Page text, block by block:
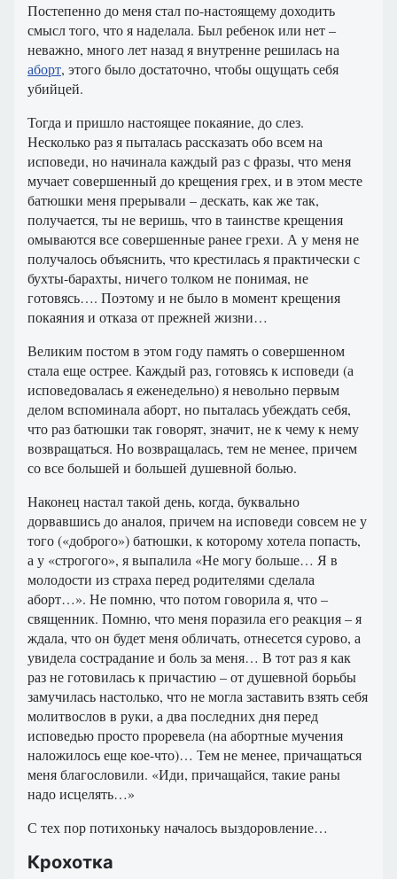
Постепенно до меня стал по-настоящему доходить
смысл того, что я наделала. Был ребенок или нет –
неважно, много лет назад я внутренне решилась на
аборт, этого было достаточно, чтобы ощущать себя
убийцей.
Тогда и пришло настоящее покаяние, до слез.
Несколько раз я пыталась рассказать обо всем на
исповеди, но начинала каждый раз с фразы, что меня
мучает совершенный до крещения грех, и в этом месте
батюшки меня прерывали – дескать, как же так,
получается, ты не веришь, что в таинстве крещения
омываются все совершенные ранее грехи. А у меня не
получалось объяснить, что крестилась я практически с
бухты-барахты, ничего толком не понимая, не
готовясь…. Поэтому и не было в момент крещения
покаяния и отказа от прежней жизни…
Великим постом в этом году память о совершенном
стала еще острее. Каждый раз, готовясь к исповеди (а
исповедовалась я еженедельно) я невольно первым
делом вспоминала аборт, но пыталась убеждать себя,
что раз батюшки так говорят, значит, не к чему к нему
возвращаться. Но возвращалась, тем не менее, причем
со все большей и большей душевной болью.
Наконец настал такой день, когда, буквально
дорвавшись до аналоя, причем на исповеди совсем не у
того («доброго») батюшки, к которому хотела попасть,
а у «строгого», я выпалила «Не могу больше… Я в
молодости из страха перед родителями сделала
аборт…». Не помню, что потом говорила я, что –
священник. Помню, что меня поразила его реакция – я
ждала, что он будет меня обличать, отнесется сурово, а
увидела сострадание и боль за меня… В тот раз я как
раз не готовилась к причастию – от душевной борьбы
замучилась настолько, что не могла заставить взять себя
молитвослов в руки, а два последних дня перед
исповедью просто проревела (на абортные мучения
наложилось еще кое-что)… Тем не менее, причащаться
меня благословили. «Иди, причащайся, такие раны
надо исцелять…»
С тех пор потихоньку началось выздоровление…
Крохотка